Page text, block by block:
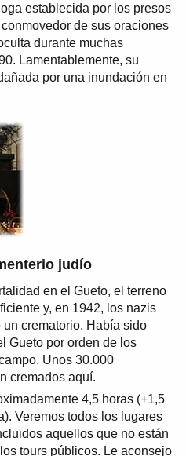
establecida por los presos
de sus oraciones
durante muchas
Lamentablemente, su
por una inundación en
judío
en el Gueto, el terreno
y, en 1942, los nazis
crematorio. Había sido
Gueto por orden de los
Unos 30.000
cremados aquí.
4,5 horas (+1,5
Veremos todos los lugares
aquellos que no están
tours públicos. Le aconsejo